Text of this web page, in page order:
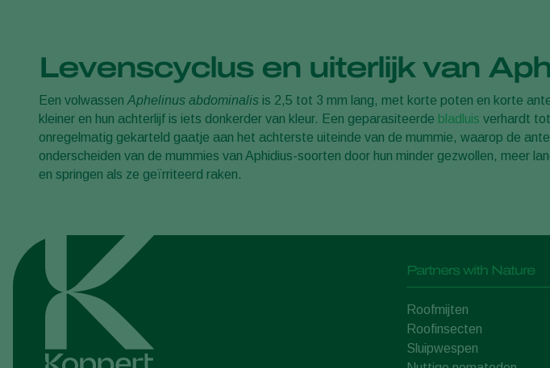
Levenscyclus en uiterlijk van
Een volwassen Aphelinus abdominalis is 2,5 tot 3 mm lang, met korte poten en korte
kleiner en hun achterlijf is iets donkerder van kleur. Een geparasiteerde bladluis verhardt
onregelmatig gekarteld gaatje aan het achterste uiteinde van de mummie, waarop de
onderscheiden van de mummies van Aphidius-soorten door hun minder gezwollen, meer
en springen als ze geïrriteerd raken.
Partners with Nature
Roofmijten
Roofinsecten
Sluipwespen